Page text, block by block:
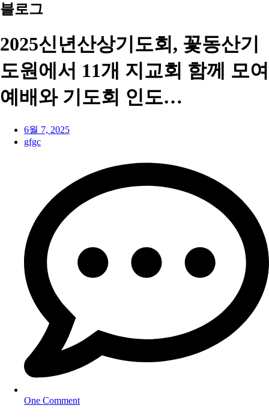
블로그
2025신년산상기도회, 꽃동산기
도원에서 11개 지교회 함께 모여
예배와 기도회 인도…
6월 7, 2025
gfgc
One Comment